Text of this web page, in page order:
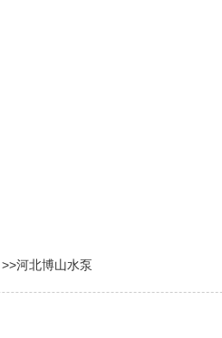
>>河北博山水泵